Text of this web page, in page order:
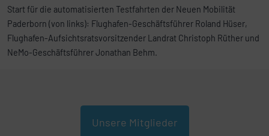
Start für die automatisierten Testfahrten der Neuen Mobilität
Paderborn (von links): Flughafen-Geschäftsführer Roland Hüser,
Flughafen-Aufsichtsratsvorsitzender Landrat Christoph Rüther und
NeMo-Geschäftsführer Jonathan Behm.
Unsere Mitglieder